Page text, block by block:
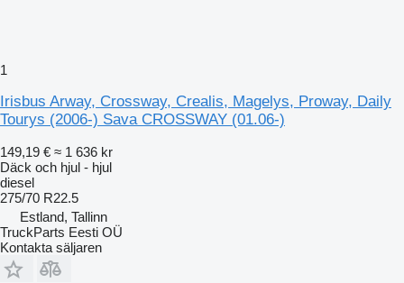
1
Irisbus Arway, Crossway, Crealis, Magelys, Proway, Daily
Tourys (2006-) Sava CROSSWAY (01.06-)
149,19 € ≈ 1 636 kr
Däck och hjul - hjul
diesel
275/70 R22.5
Estland, Tallinn
TruckParts Eesti OÜ
Kontakta säljaren